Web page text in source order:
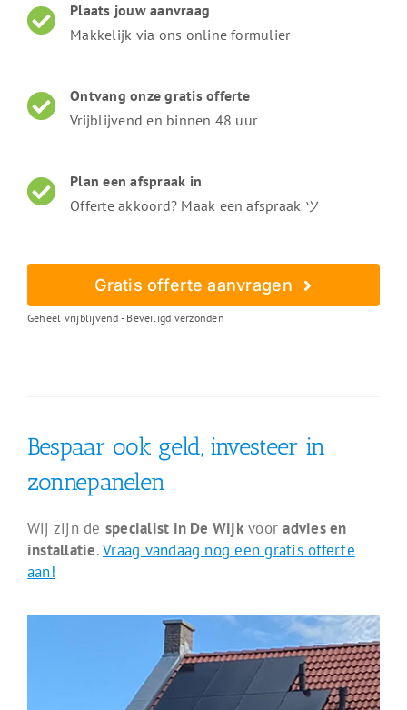
Plaats jouw aanvraag
Makkelijk via ons online formulier
Ontvang onze gratis offerte
Vrijblijvend en binnen 48 uur
Plan een afspraak in
Offerte akkoord? Maak een afspraak ツ
Gratis offerte aanvragen
Geheel vrijblijvend - Beveiligd verzonden
Bespaar ook geld, investeer in
zonnepanelen
Wij zijn de specialist in De Wijkvooradvies en
installatie.Vraag vandaag nog een gratis offerte
aan!